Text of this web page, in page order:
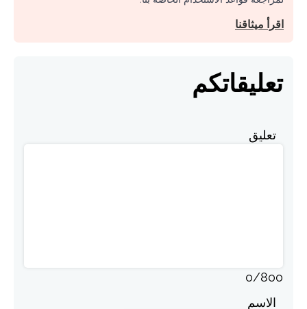
اقرأ ميثاقنا
تعليقاتكم
تعليق
0/800
الاسم